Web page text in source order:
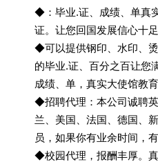
◆：毕业.证、成绩、单真
证。让您回国发展信心十足
◆可以提供钢印、水印、
的毕业.证、百分之百让您
成绩、单，真实大使馆教
◆招聘代理：本公司诚聘
兰、美国、法国、德国、
员，如果你有业余时间，
◆校园代理，报酬丰厚。